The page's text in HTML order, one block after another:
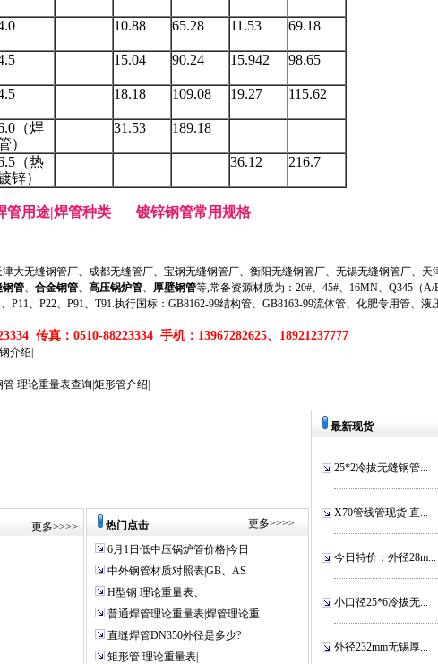
10.88 65.28 11.53 69.18
15.04 90.24 15.942 98.65
18.18 109.08 19.27 115.62
（焊
）
31.53 189.18
（热
锌）
36.12 216.7
管用途|焊管种类 镀锌钢管常用规格
无缝钢管厂、成都无缝管厂、宝钢无缝钢管厂、衡阳无缝钢管厂、无锡无缝钢管厂、天
钢管、 合金钢管、 高压锅炉管、 厚壁钢管等,常备资源材质为：20#、45#、16MN、Q345（
P11、P22、P91、T91.执行国标：GB8162-99结构管、GB8163-99流体管、化肥专用管、
传真：0510-88223334 手机：13967282625、18921237777
介绍|
理论重量表查询|矩形管介绍|
更多>>>> 热门点击 更多>>>>
6月1日低中压锅炉管价格|今日
中外钢管材质对照表|GB、AS
H型钢 理论重量表、
普通焊管理论重量表|焊管理论重
直缝焊管DN350外径是多少?
矩形管 理论重量表|
最新现货
25*2冷拔无缝钢管...
X70管线管现货 直...
今日特价：外径28m...
小口径25*6冷拔无...
外径232mm无锡厚...